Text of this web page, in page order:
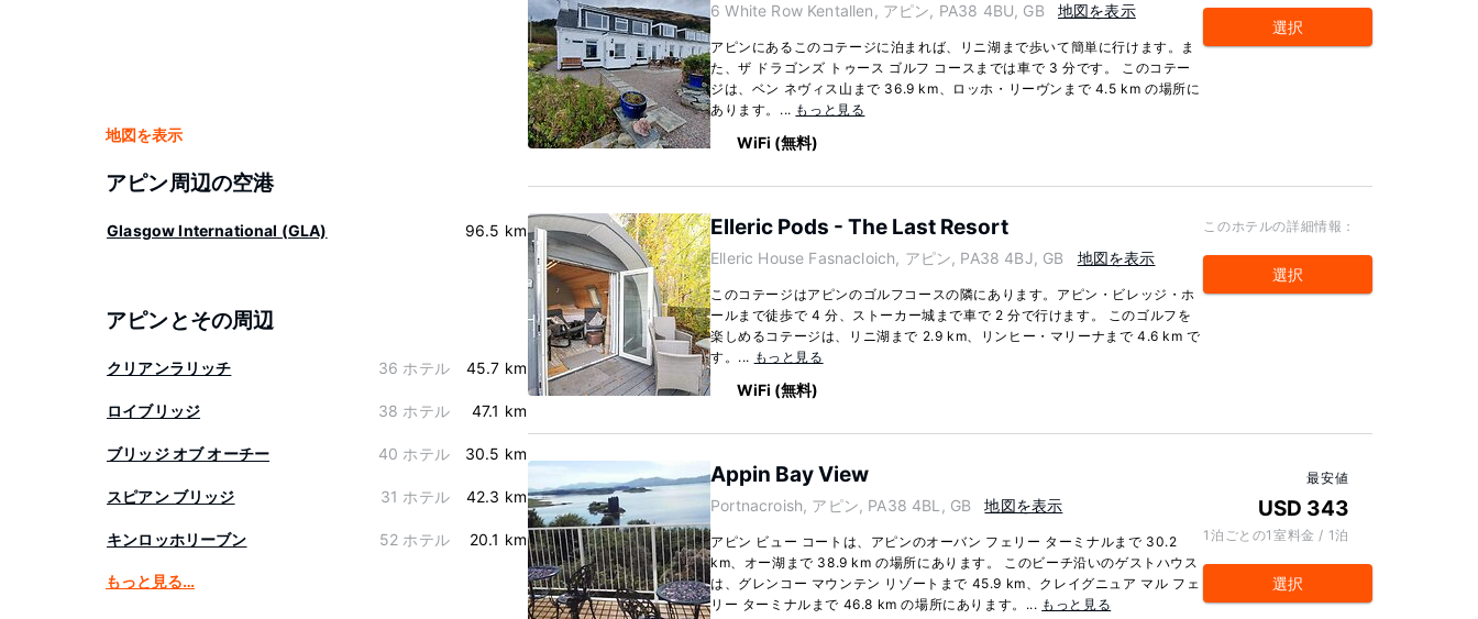
地図を表示
アピン周辺の空港
Glasgow International (GLA) 96.5 km
アピンとその周辺
クリアンラリッチ 36 ホテル 45.7 km
ロイブリッジ 38 ホテル 47.1 km
ブリッジ オブ オーチー 40 ホテル 30.5 km
スピアン ブリッジ 31 ホテル 42.3 km
キンロッホリーブン 52 ホテル 20.1 km
もっと見る…
6 White Row Kentallen, アピン, PA38 4BU, GB 地図を表示
アピンにあるこのコテージに泊まれば、リニ湖まで歩いて簡単に行けます。ま
た、ザ ドラゴンズ トゥース ゴルフ コースまでは車で 3 分です。 このコテー
ジは、ベン ネヴィス山まで 36.9 km、ロッホ・リーヴンまで 4.5 km の場所に
あります。... もっと見る
WiFi (無料)
選択
Elleric Pods - The Last Resort
Elleric House Fasnacloich, アピン, PA38 4BJ, GB 地図を表示
このコテージはアピンのゴルフコースの隣にあります。アピン・ビレッジ・ホ
ールまで徒歩で 4 分、ストーカー城まで車で 2 分で行けます。 このゴルフを
楽しめるコテージは、リニ湖まで 2.9 km、リンヒー・マリーナまで 4.6 km で
す。... もっと見る
WiFi (無料)
このホテルの詳細情報：
選択
Appin Bay View
Portnacroish, アピン, PA38 4BL, GB 地図を表示
アピン ビュー コートは、アピンのオーバン フェリー ターミナルまで 30.2
km、オー湖まで 38.9 km の場所にあります。 このビーチ沿いのゲストハウス
は、グレンコー マウンテン リゾートまで 45.9 km、クレイグニュア マル フェ
リー ターミナルまで 46.8 km の場所にあります。... もっと見る
最安値
USD 343
1泊ごとの1室料金 / 1泊
選択